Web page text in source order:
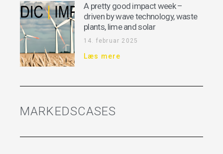
A pretty good impact week –
driven by wave technology, waste
plants, lime and solar
14. februar 2025
Læs mere
MARKEDSCASES